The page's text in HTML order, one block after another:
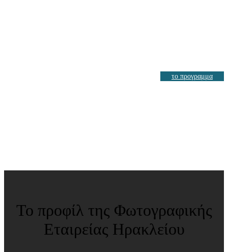
το προγραμμα
Το προφίλ της Φωτογραφικής
Εταιρείας Ηρακλείου